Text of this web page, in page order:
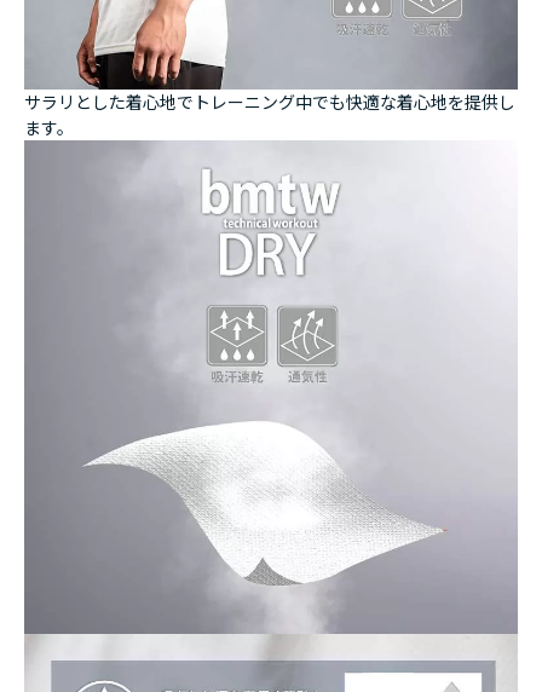
サラリとした着心地でトレーニング中でも快適な着心地を提供し
ます。